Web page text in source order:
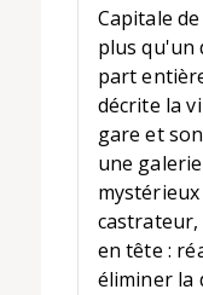
Capitale
plus qu'un
part
décrite la
gare et
une
castrateur,
en tête :
éliminer la